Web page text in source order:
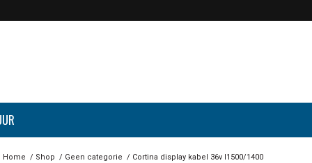
Home / Shop / Geen categorie / Cortina display kabel 36v l1500/1400